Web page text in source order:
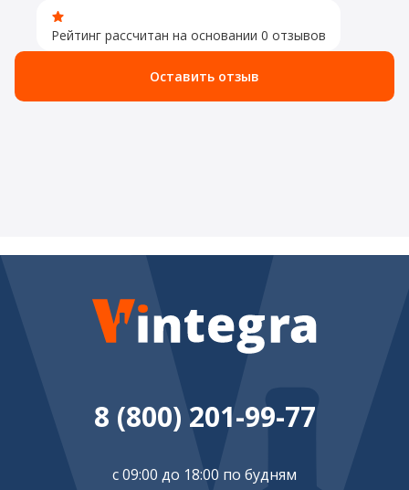
Рейтинг рассчитан на основании 0 отзывов
Оставить отзыв
8 (800) 201-99-77
с 09:00 до 18:00 по будням